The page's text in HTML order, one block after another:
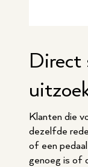
Direct
Klanten die
dezelfde
of een
genoeg is of